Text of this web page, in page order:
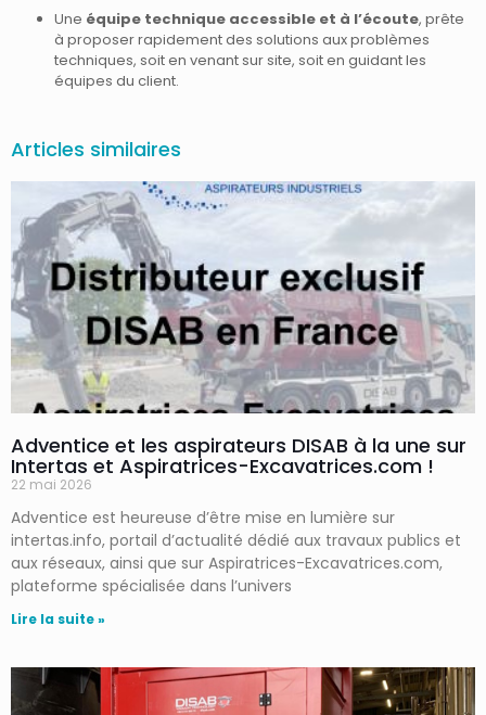
Une équipe technique accessible et à l’écoute, prête
à proposer rapidement des solutions aux problèmes
techniques, soit en venant sur site, soit en guidant les
équipes du client.
Articles similaires
Adventice et les aspirateurs DISAB à la une sur
Intertas et Aspiratrices-Excavatrices.com !
22 mai 2026
Adventice est heureuse d’être mise en lumière sur
intertas.info, portail d’actualité dédié aux travaux publics et
aux réseaux, ainsi que sur Aspiratrices-Excavatrices.com,
plateforme spécialisée dans l’univers
Lire la suite »